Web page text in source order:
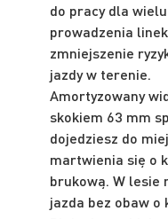
do pracy dla
prowadzenia
zmniejszenie
jazdy w terenie.
Amortyzowany
skokiem 63 mm
dojedziesz do
martwienia się o
brukową. W lesie
jazda bez obaw o